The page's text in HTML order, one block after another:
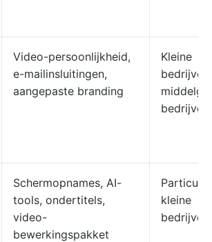
Video-persoonlijkheid,
e-mailinsluitingen,
aangepaste branding
Kleine
bedrijven,
bedrijven
Schermopnames, AI-
tools, ondertitels,
video-
bewerkingspakket
kleine
bedrijven